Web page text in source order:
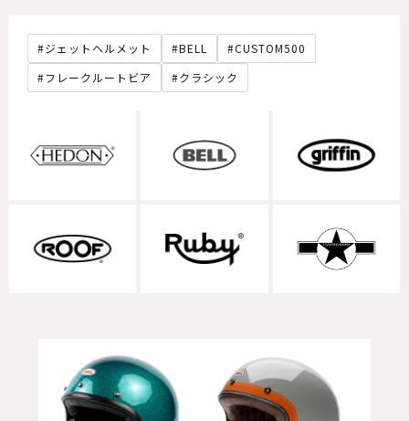
ジェットヘルメット BELL
CUSTOM500
フレークルートビア
クラシック